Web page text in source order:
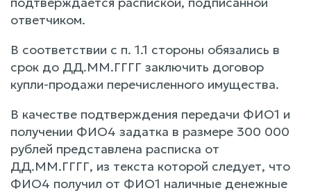
ответчиком.
В соответствии с п. 1.1 стороны обязались в
срок до ДД.ММ.ГГГГ заключить договор
купли-продажи перечисленного имущества.
В качестве подтверждения передачи ФИО1 и
получении ФИО4 задатка в размере 300 000
рублей представлена расписка от
ДД.ММ.ГГГГ, из текста которой следует, что
ФИО4 получил от ФИО1 наличные денежные